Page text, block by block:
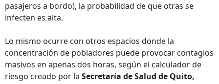
pasajeros a bordo), la probabilidad de que otras se
infecten es alta.
Lo mismo ocurre con otros espacios donde la
concentración de pobladores puede provocar contagios
masivos en apenas dos horas, según el calculador de
riesgo creado por la Secretaría de Salud de Quito,